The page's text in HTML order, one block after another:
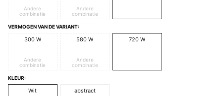
Andere
combinatie
Andere
combinatie
VERMOGEN VAN DE VARIANT:
300 W
Andere
combinatie
580 W
Andere
combinatie
720 W
KLEUR:
Wit abstract